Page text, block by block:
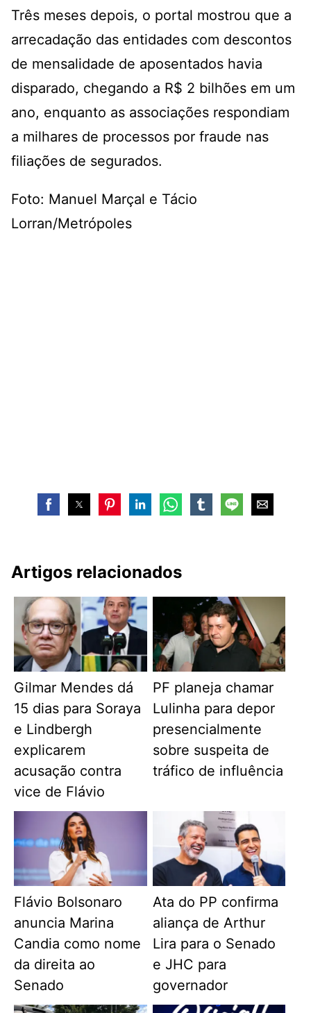
Três meses depois, o portal mostrou que a
arrecadação das entidades com descontos
de mensalidade de aposentados havia
disparado, chegando a R$ 2 bilhões em um
ano, enquanto as associações respondiam
a milhares de processos por fraude nas
filiações de segurados.
Foto: Manuel Marçal e Tácio
Lorran/Metrópoles
Artigos relacionados
Gilmar Mendes dá
15 dias para Soraya
e Lindbergh
explicarem
acusação contra
vice de Flávio
PF planeja chamar
Lulinha para depor
presencialmente
sobre suspeita de
tráfico de influência
Flávio Bolsonaro
anuncia Marina
Candia como nome
da direita ao
Senado
Ata do PP confirma
aliança de Arthur
Lira para o Senado
e JHC para
governador